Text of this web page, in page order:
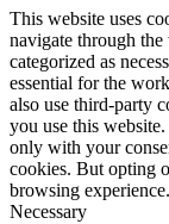
This website uses
navigate through the
categorized as
essential for the
also use third-party
you use this
only with your
cookies. But opting
browsing experience.
Necessary